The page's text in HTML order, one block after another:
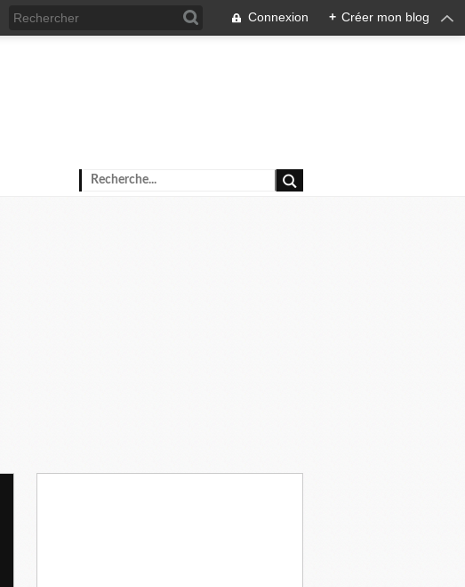
Connexion + Créer mon blog